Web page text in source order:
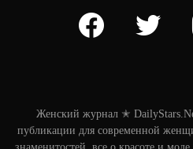
facebook twitter
Женский журнал ✭
публикации для современной